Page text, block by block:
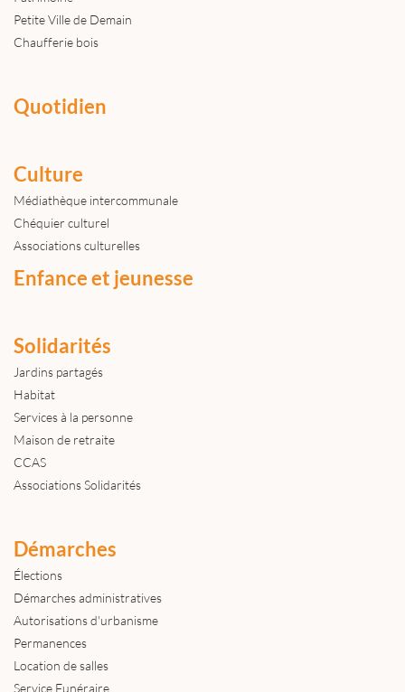
Petite Ville de Demain
Chaufferie bois
Quotidien
Culture
Médiathèque intercommunale
Chéquier culturel
Associations culturelles
Enfance et jeunesse
Solidarités
Jardins partagés
Habitat
Services à la personne
Maison de retraite
CCAS
Associations Solidarités
Démarches
Élections
Démarches administratives
Autorisations d'urbanisme
Permanences
Location de salles
Service Funéraire